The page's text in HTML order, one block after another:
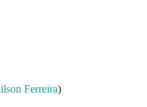
Ferreira)